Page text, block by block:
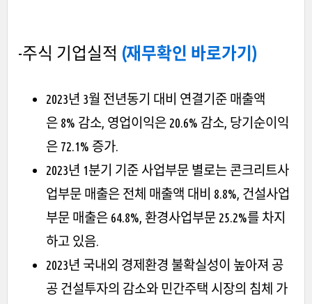
-주식 기업실적 (재무확인 바로가기)
2023년 3월 전년동기 대비 연결기준 매출액
은 8% 감소, 영업이익은 20.6% 감소, 당기순이익
은 72.1% 증가.
2023년 1분기 기준 사업부문 별로는 콘크리트사
업부문 매출은 전체 매출액 대비 8.8%, 건설사업
부문 매출은 64.8%, 환경사업부문 25.2%를 차지
하고 있음.
2023년 국내외 경제환경 불확실성이 높아져 공
공 건설투자의 감소와 민간주택 시장의 침체 가